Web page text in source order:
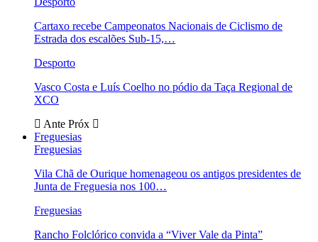
Cartaxo recebe Campeonatos Nacionais de Ciclismo de
Estrada dos escalões Sub-15,…
Desporto
Vasco Costa e Luís Coelho no pódio da Taça Regional de
XCO
Ante Próx
Freguesias
Freguesias
Vila Chã de Ourique homenageou os antigos presidentes de
Junta de Freguesia nos 100…
Freguesias
Rancho Folclórico convida a “Viver Vale da Pinta”